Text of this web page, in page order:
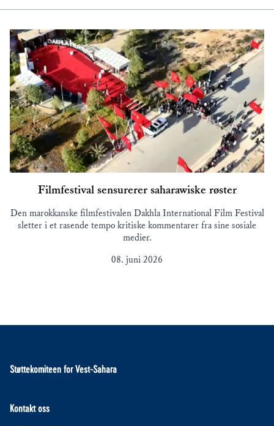
Filmfestival sensurerer saharawiske røster
Den marokkanske filmfestivalen Dakhla International Film Festival
sletter i et rasende tempo kritiske kommentarer fra sine sosiale
medier.
08. juni 2026
Støttekomiteen for Vest-Sahara
Kontakt oss